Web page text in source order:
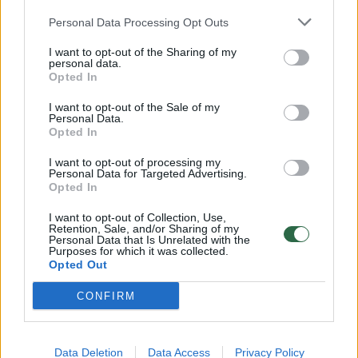
Personal Data Processing Opt Outs
I want to opt-out of the Sharing of my
personal data.
Opted In
I want to opt-out of the Sale of my
Personal Data.
Opted In
I want to opt-out of processing my
Personal Data for Targeted Advertising.
Opted In
I want to opt-out of Collection, Use,
Retention, Sale, and/or Sharing of my
Personal Data that Is Unrelated with the
Purposes for which it was collected.
Opted Out
CONFIRM
Data Deletion Data Access Privacy Policy
parke ji koncertavo kaip Jessicos Shy
apšildanti atlikėja, taip pat buvo pakviesta
dainuoti Vilniaus gimtadienio šventėje Vingio
parke.
įspūdžių. Ko gero, pirmą kartą dainavau prieš
tokią galingą minią, – šypsodamasi kalba
Paulina. – Džiaugiuosi nuostabia galimybe
apšildyti Jessicą ir tokioje didelėje,
nuostabioje scenoje atlikti savo autorinę